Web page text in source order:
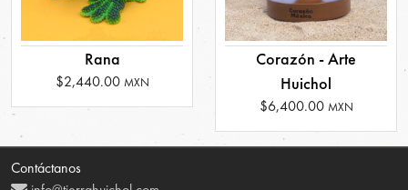
Rana
$2,440.00 MXN
Corazón - Arte
Huichol
$6,400.00 MXN
Contáctanos